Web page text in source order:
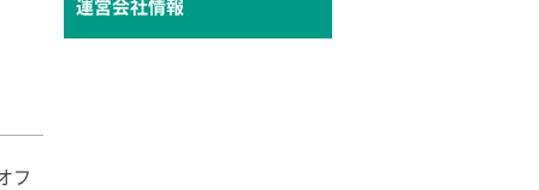
フ
運営会社情報